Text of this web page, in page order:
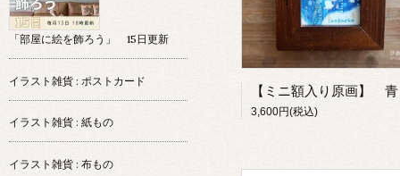
3,600円(税込)
「部屋に絵を飾ろう」 15日更新
イラスト雑貨 : ポストカード
イラスト雑貨 : 紙もの
イラスト雑貨 : 布もの